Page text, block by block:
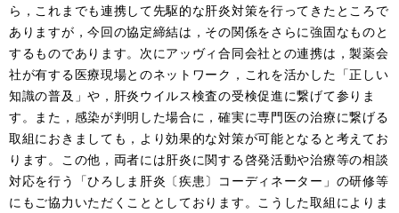
ら，これまでも連携して先駆的な肝炎対策を行ってきたところで
ありますが，今回の協定締結は，その関係をさらに強固なものと
するものであります。次にアッヴィ合同会社との連携は，製薬会
社が有する医療現場とのネットワーク，これを活かした「正しい
知識の普及」や，肝炎ウイルス検査の受検促進に繋げて参りま
す。また，感染が判明した場合に，確実に専門医の治療に繋げる
取組におきましても，より効果的な対策が可能となると考えてお
ります。この他，両者には肝炎に関する啓発活動や治療等の相談
対応を行う「ひろしま肝炎〔疾患〕コーディネーター」の研修等
にもご協力いただくこととしております。こうした取組によりま